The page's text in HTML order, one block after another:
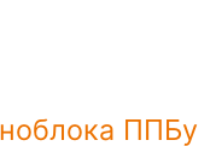
ППБу